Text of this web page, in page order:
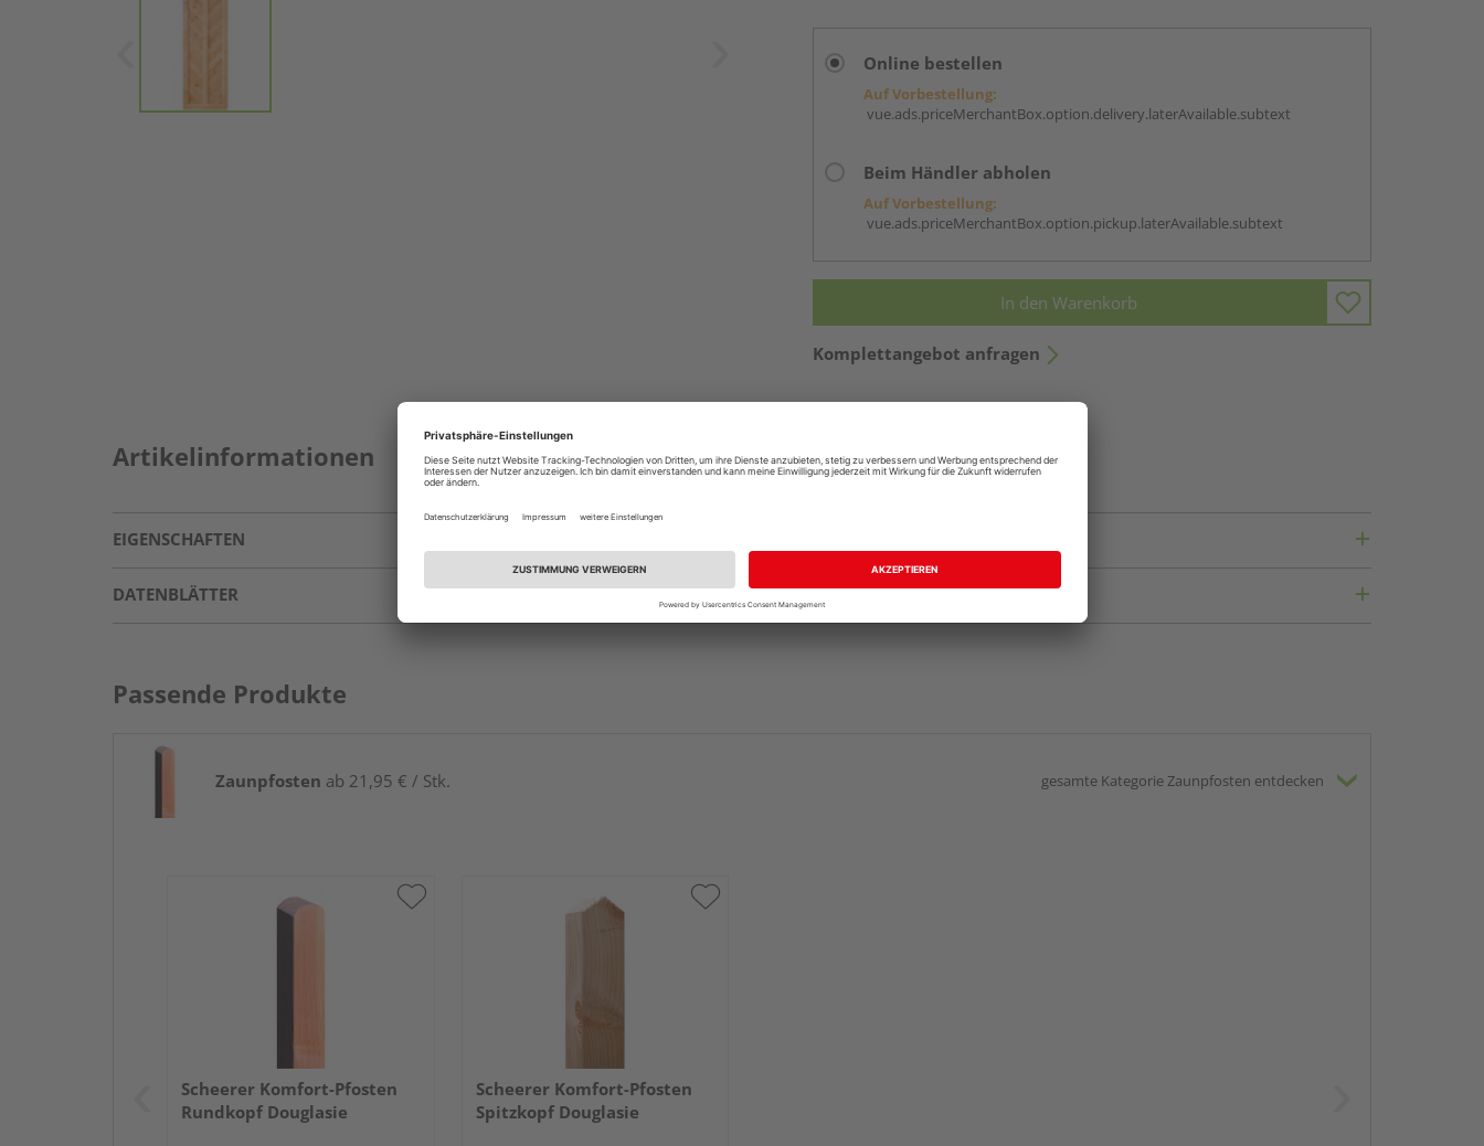
Online bestellen
Auf Vorbestellung:
vue.ads.priceMerchantBox.option.delivery.laterAvailable.subtext
Beim Händler abholen
Auf Vorbestellung:
vue.ads.priceMerchantBox.option.pickup.laterAvailable.subtext
In den Warenkorb
Komplettangebot anfragen
Artikelinformationen
EIGENSCHAFTEN
DATENBLÄTTER
Passende Produkte
Zaunpfosten ab 21,95 € / Stk. gesamte Kategorie Zaunpfosten entdecken
Scheerer Komfort-Pfosten
Rundkopf Douglasie
Scheerer Komfort-Pfosten
Spitzkopf Douglasie